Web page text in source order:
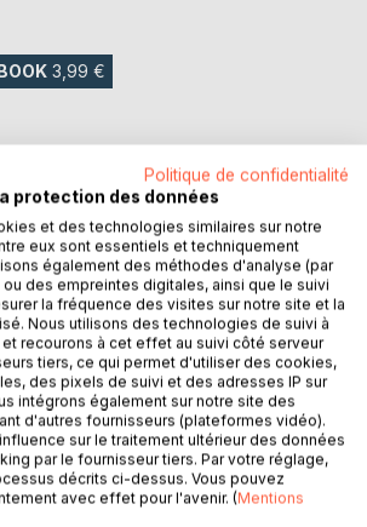
3,99 €
dès maintenant
AU PANIER
Politique de confidentialité
protection des données
et des technologies similaires sur notre
eux sont essentiels et techniquement
également des méthodes d'analyse (par
des empreintes digitales, ainsi que le suivi
la fréquence des visites sur notre site et la
Nous utilisons des technologies de suivi à
recourons à cet effet au suivi côté serveur
tiers, ce qui permet d'utiliser des cookies,
des pixels de suivi et des adresses IP sur
intégrons également sur notre site des
d'autres fournisseurs (plateformes vidéo).
sur le traitement ultérieur des données
par le fournisseur tiers. Par votre réglage,
décrits ci-dessus. Vous pouvez
avec effet pour l'avenir. (Mentions